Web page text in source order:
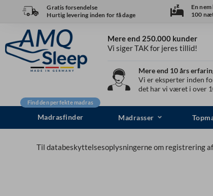
Gratis forsendelse
Hurtig levering inden for få dage
En
100
Mere end 250.000 kunder
Vi siger TAK for jeres tillid!
Mere end 10 års
Vi er eksperter inden
det har vi været i over
Find den perfekte madras
Madrasfinder Madrasser
Til databeskyttelsesoplysningerne om registrering